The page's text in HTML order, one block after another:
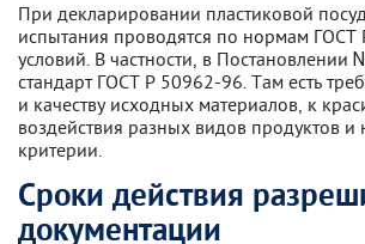
При декларировании пластиковой
испытания проводятся по нормам ГОСТ
условий. В частности, в Постановлении
стандарт ГОСТ Р 50962-96. Там есть
и качеству исходных материалов, к
воздействия разных видов продуктов
критерии.
Сроки действия
документации